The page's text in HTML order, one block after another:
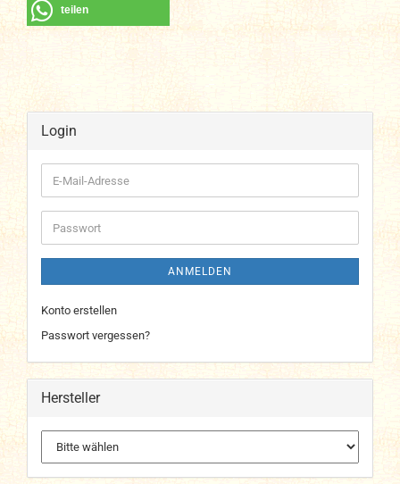
teilen
Login
E-
Mail-
Adresse
Passwort
ANMELDEN
Konto erstellen
Passwort vergessen?
Hersteller